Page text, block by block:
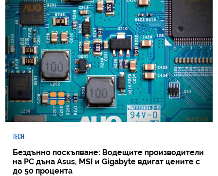
TECH
Бездънно поскъпване: Водещите производители
на РС дъна Asus, MSI и Gigabyte вдигат цените с
до 50 процента